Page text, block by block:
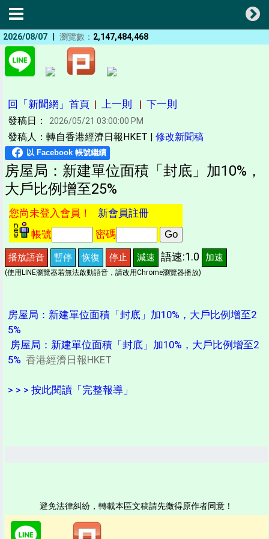
2026/08/07 | 瀏覽數： 2,147,484,468
回「新聞網」首頁 | 上一則 | 下一則
發稿日： 2026/05/21 03:00:00 PM
發稿人：轉自香港經濟日報HKET | 修改新聞稿
房屋局：新建單位面積「封底」加10%，
大戶比例增至25%
您尚未登入會員！ 新會員註冊
帳號
密碼
播放語音 暫停 恢復 停止 減速 語速:1.0 加速
(使用LINE瀏覽器若無法啟動語音，請改用Chrome瀏覽器播放)
房屋局：新建單位面積「封底」加10%，大戶比例增至2
5%
房屋局：新建單位面積「封底」加10%，大戶比例增至2
5% 香港經濟日報HKET
> > > 按此閱讀「完整報導」
避免法律糾紛，轉載本區文稿請先徵得原作者同意！